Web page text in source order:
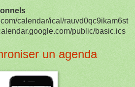
calendar/ical/rauvd0qc9ikam6st
public/basic.ics
un agenda